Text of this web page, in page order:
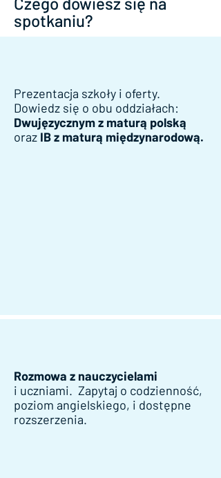
spotkaniu?
Prezentacja szkoły i oferty.
Dowiedz się o obu oddziałach:
Dwujęzycznym z maturą polską
oraz IB z maturą międzynarodową.
Rozmowa z nauczycielami
i uczniami. Zapytaj o codzienność,
poziom angielskiego, i dostępne
rozszerzenia.